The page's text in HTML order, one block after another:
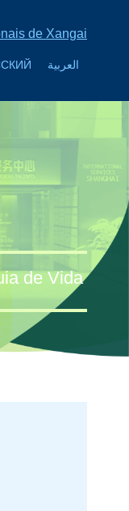
de Xangai
العربية
de Vida